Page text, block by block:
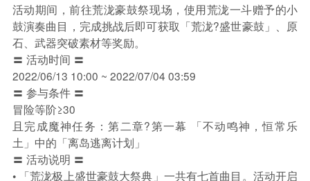
活动期间，前往荒泷豪鼓祭现场，使用荒泷一斗赠予的小
鼓演奏曲目，完成挑战后即可获取「荒泷?盛世豪鼓」、原
石、武器突破素材等奖励。
〓 活动时间 〓
2022/06/13 10:00 ~ 2022/07/04 03:59
〓 参与条件 〓
冒险等阶≥30
且完成魔神任务：第二章?第一幕 「不动鸣神，恒常乐
土」中的「离岛逃离计划」
〓 活动说明 〓
• 「荒泷极上盛世豪鼓大祭典」一共有七首曲目。活动开启